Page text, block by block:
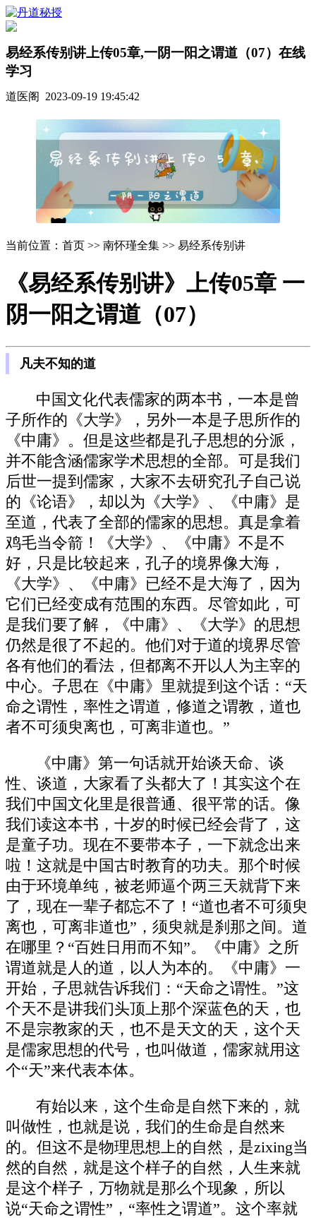
易经系传别讲上传05章,一阴一阳之谓道（07）在线
学习
道医阁 2023-09-19 19:45:42
当前位置：首页 >> 南怀瑾全集 >> 易经系传别讲
《易经系传别讲》上传05章 一
阴一阳之谓道（07）
凡夫不知的道
中国文化代表儒家的两本书，一本是曾
子所作的《大学》，另外一本是子思所作的
《中庸》。但是这些都是孔子思想的分派，
并不能含涵儒家学术思想的全部。可是我们
后世一提到儒家，大家不去研究孔子自己说
的《论语》，却以为《大学》、《中庸》是
至道，代表了全部的儒家的思想。真是拿着
鸡毛当令箭！《大学》、《中庸》不是不
好，只是比较起来，孔子的境界像大海，
《大学》、《中庸》已经不是大海了，因为
它们已经变成有范围的东西。尽管如此，可
是我们要了解，《中庸》、《大学》的思想
仍然是很了不起的。他们对于道的境界尽管
各有他们的看法，但都离不开以人为主宰的
中心。子思在《中庸》里就提到这个话：“天
命之谓性，率性之谓道，修道之谓教，道也
者不可须臾离也，可离非道也。”
《中庸》第一句话就开始谈天命、谈
性、谈道，大家看了头都大了！其实这个在
我们中国文化里是很普通、很平常的话。像
我们读这本书，十岁的时候已经会背了，这
是童子功。现在不要带本子，一下就念出来
啦！这就是中国古时教育的功夫。那个时候
由于环境单纯，被老师逼个两三天就背下来
了，现在一辈子都忘不了！“道也者不可须臾
离也，可离非道也”，须臾就是刹那之间。道
在哪里？“百姓日用而不知”。《中庸》之所
谓道就是人的道，以人为本的。《中庸》一
开始，子思就告诉我们：“天命之谓性。”这
个天不是讲我们头顶上那个深蓝色的天，也
不是宗教家的天，也不是天文的天，这个天
是儒家思想的代号，也叫做道，儒家就用这
个“天”来代表本体。
有始以来，这个生命是自然下来的，就
叫做性，也就是说，我们的生命是自然来
的。但这不是物理思想上的自然，是zixing当
然的自然，就是这个样子的自然，人生来就
是这个样子，万物就是那么个现象，所以
说“天命之谓性”，“率性之谓道”。这个率就